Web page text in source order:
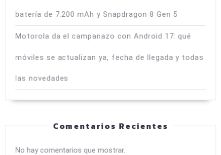
batería de 7.200 mAh y Snapdragon 8 Gen 5
Motorola da el campanazo con Android 17: qué
móviles se actualizan ya, fecha de llegada y todas
las novedades
Comentarios Recientes
No hay comentarios que mostrar.